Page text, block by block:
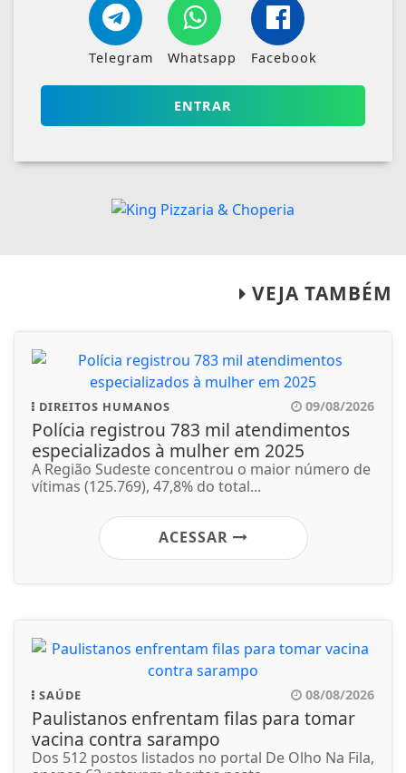
Telegram Whatsapp Facebook
ENTRAR
VEJA TAMBÉM
DIREITOS HUMANOS 09/08/2026
Polícia registrou 783 mil atendimentos
especializados à mulher em 2025
A Região Sudeste concentrou o maior número de
vítimas (125.769), 47,8% do total...
ACESSAR
SAÚDE 08/08/2026
Paulistanos enfrentam filas para tomar
vacina contra sarampo
Dos 512 postos listados no portal De Olho Na Fila,